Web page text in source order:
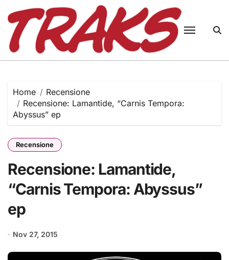
content
Home
Recensione
Recensione: Lamantide, “Carnis Tempora:
Abyssus” ep
Recensione
Recensione: Lamantide,
“Carnis Tempora: Abyssus”
ep
Nov 27, 2015